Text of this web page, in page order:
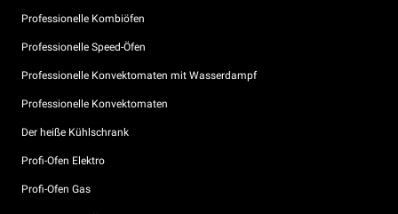
Professionelle Kombiöfen
Professionelle Speed-Öfen
Professionelle Konvektomaten mit Wasserdampf
Professionelle Konvektomaten
Der heiße Kühlschrank
Profi-Ofen Elektro
Profi-Ofen Gas